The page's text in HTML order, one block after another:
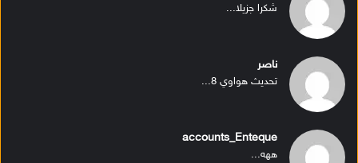
شكرا جزيلا...
ناصر
تحديث هواوي 8...
accounts_Enteque
ههه...